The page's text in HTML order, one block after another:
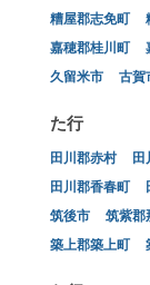
糟屋郡志免町
嘉穂郡桂川町
久留米市
古賀
た行
田川郡赤村 田
田川郡香春町
筑後市
筑紫郡
築上郡築上町